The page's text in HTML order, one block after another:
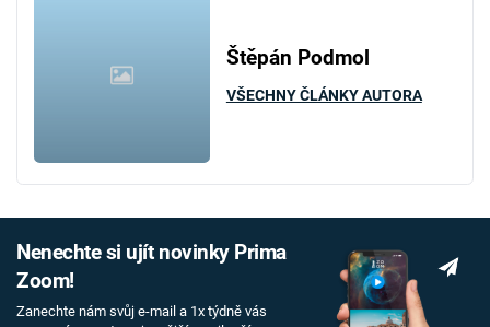
Štěpán Podmol
VŠECHNY ČLÁNKY AUTORA
Nenechte si ujít novinky Prima
Zoom!
Zanechte nám svůj e-mail a 1x týdně vás